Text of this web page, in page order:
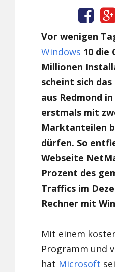
Vor wenigen
Windows 10 die
Millionen
scheint sich
aus Redmond
erstmals mit
Marktanteilen
dürfen. So
Webseite
Prozent des
Traffics im
Rechner mit
Mit einem
Programm und
hat Microsoft